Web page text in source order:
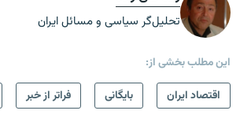
تحلیل‌گر سیاسی و مسائل ایران
این مطلب بخشی از:
اقتصاد ایران
بایگانی فراتر از خبر